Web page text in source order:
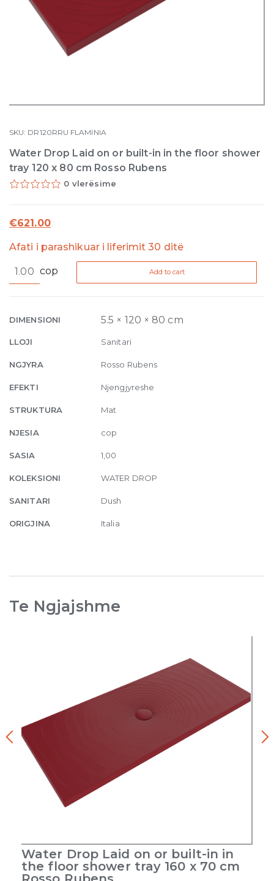
SKU: DR120RRU FLAMINIA
Water Drop Laid on or built-in in the floor shower
tray 120 x 80 cm Rosso Rubens
0 vlerësime
€621.00
Afati i parashikuar i liferimit 30 ditë
Drop
or
in
in
floor
shower
120
x
cm
quantity
cop Add to cart
DIMENSIONI 5.5 × 120 × 80 cm
LLOJI Sanitari
NGJYRA Rosso Rubens
EFEKTI Njengjyreshe
STRUKTURA Mat
NJESIA cop
SASIA 1,00
KOLEKSIONI WATER DROP
SANITARI Dush
ORIGJINA Italia
Te Ngjajshme
Water Drop Laid on or built-in in
the floor shower tray 160 x 70 cm